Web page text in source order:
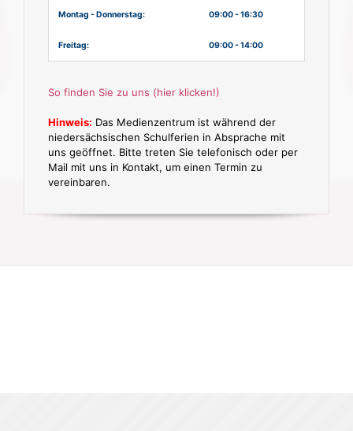
Montag - Donnerstag: 09:00 - 16:30
Freitag: 09:00 - 14:00
So finden Sie zu uns (hier klicken!)
Hinweis: Das Medienzentrum ist während der
niedersächsischen Schulferien in Absprache mit
uns geöffnet. Bitte treten Sie telefonisch oder per
Mail mit uns in Kontakt, um einen Termin zu
vereinbaren.